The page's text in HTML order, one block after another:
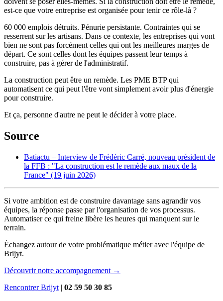
est-ce que votre entreprise est organisée pour tenir ce rôle-là ?
60 000 emplois détruits. Pénurie persistante. Contraintes qui se
resserrent sur les artisans. Dans ce contexte, les entreprises qui vont
bien ne sont pas forcément celles qui ont les meilleures marges de
départ. Ce sont celles dont les équipes passent leur temps à
construire, pas à gérer de l'administratif.
La construction peut être un remède. Les PME BTP qui
automatisent ce qui peut l'être vont simplement avoir plus d'énergie
pour construire.
Et ça, personne d'autre ne peut le décider à votre place.
Source
Batiactu – Interview de Frédéric Carré, nouveau président de
la FFB : "La construction est le remède aux maux de la
France" (19 juin 2026)
Si votre ambition est de construire davantage sans agrandir vos
équipes, la réponse passe par l'organisation de vos processus.
Automatiser ce qui freine libère les heures qui manquent sur le
terrain.
Échangez autour de votre problématique métier avec l'équipe de
Brijyt.
Découvrir notre accompagnement →
Rencontrer Brijyt | 02 59 50 30 85